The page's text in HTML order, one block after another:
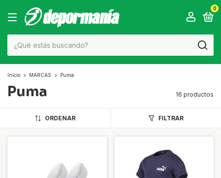
0
Inicio > MARCAS > Puma
Puma 16 productos
ORDENAR FILTRAR